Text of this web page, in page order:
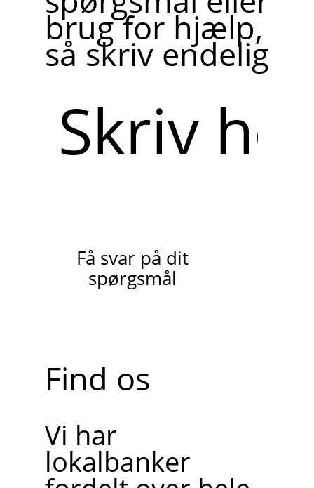
brug for hjælp,
så skriv endelig
her
Få svar på dit
spørgsmål
Find os
Vi har
lokalbanker